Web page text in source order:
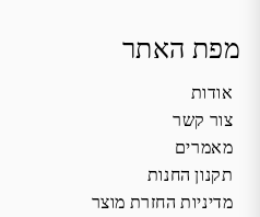
מפת האתר
אודות
צור קשר
מאמרים
תקנון החנות
מדיניות החזרת מוצר